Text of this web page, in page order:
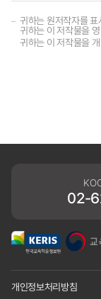
귀하는 원저작자를
귀하는 이 저작물을
귀하는 이 저작물을
02-
개인정보처리방침